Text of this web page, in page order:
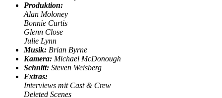
Produktion:
Alan Moloney
Bonnie Curtis
Glenn Close
Julie Lynn
Musik: Brian Byrne
Kamera: Michael McDonough
Schnitt: Steven Weisberg
Extras:
Interviews mit Cast & Crew
Deleted Scenes